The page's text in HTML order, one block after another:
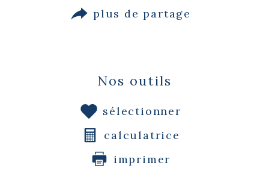
plus de partage
Nos outils
sélectionner
calculatrice
imprimer